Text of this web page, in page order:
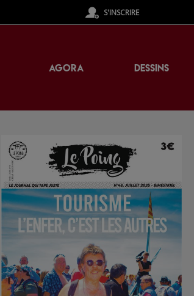
S'INSCRIRE
AGORA DESSINS